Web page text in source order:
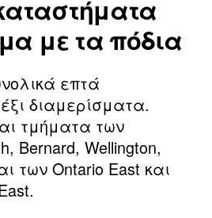
με τα πόδια
επτά
διαμερίσματα.
τμήματα των
Bernard, Wellington,
των Ontario East και